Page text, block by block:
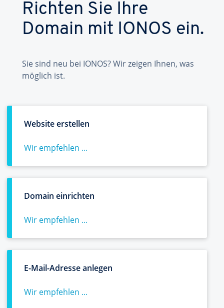
Richten Sie Ihre
Domain mit IONOS ein.
Sie sind neu bei IONOS? Wir zeigen Ihnen, was
möglich ist.
Website erstellen
Wir empfehlen ...
Domain einrichten
Wir empfehlen ...
E-Mail-Adresse anlegen
Wir empfehlen ...